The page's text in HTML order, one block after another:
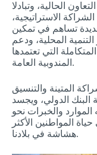
الحالية، وتبادلا
الاستراتيجية،
تساهم في تمكين
المحلية، ودعم
التي تعتمدها
المندوبية العامة.
المتينة والتنسيق
البنك الدولي، ويجسد
والخبرات نحو
المواطنين الأكثر
هشاشة في بلادنا.